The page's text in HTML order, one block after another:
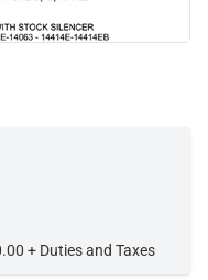
+ Duties and Taxes